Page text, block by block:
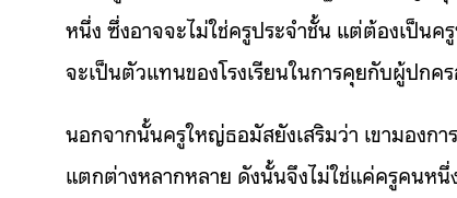
หนึ่ง ซึ่งอาจจะไม่ใช่ครูประจำชั้น แต่ต้องเป็นค
จะเป็นตัวแทนของโรงเรียนในการคุยกับผู้ปก
นอกจากนั้นครูใหญ่ธอมัสยังเสริมว่า เขามองก
แตกต่างหลากหลาย ดังนั้นจึงไม่ใช่แค่ครูคนห